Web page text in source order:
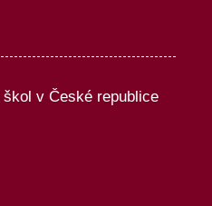
v České republice